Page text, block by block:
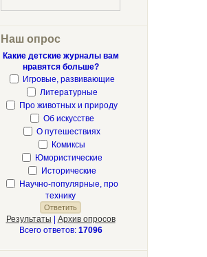
Наш опрос
Какие детские журналы вам
нравятся больше?
Игровые, развивающие
Литературные
Про животных и природу
Об искусстве
О путешествиях
Комиксы
Юмористические
Исторические
Научно-популярные, про
технику
Результаты
Архив опросов
Всего ответов: 17096